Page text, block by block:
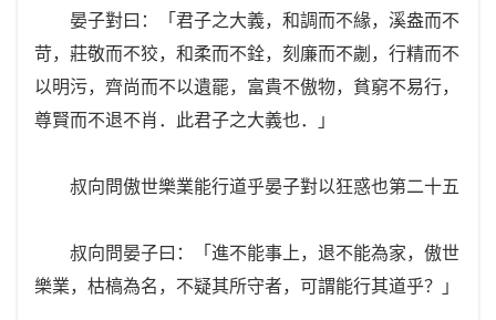
晏子對曰：「君子之大義，和調而不緣，溪盎而不
苛，莊敬而不狡，和柔而不銓，刻廉而不劌，行精而不
以明污，齊尚而不以遺罷，富貴不傲物，貧窮不易行，
尊賢而不退不肖．此君子之大義也．」
叔向問傲世樂業能行道乎晏子對以狂惑也第二十五
叔向問晏子曰：「進不能事上，退不能為家，傲世
樂業，枯槁為名，不疑其所守者，可謂能行其道乎？」